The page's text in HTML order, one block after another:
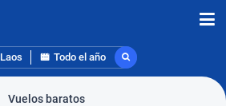
Laos Todo el año
Vuelos baratos